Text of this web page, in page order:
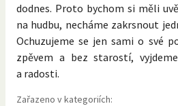
dodnes. Proto bychom si měli
na hudbu, necháme zakrsnout
Ochuzujeme se jen sami o své
zpěvem a bez starostí,
a radosti.
Zařazeno v kategoriích: